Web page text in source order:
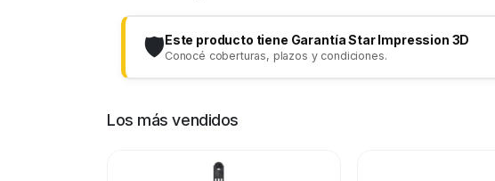
🛡️Este producto tiene Garantía Star Impression 3D
Conocé coberturas, plazos y condiciones.
Los más vendidos